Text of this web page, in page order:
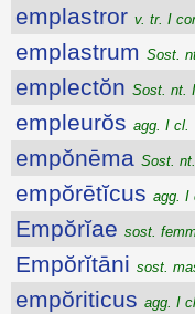
emplastror v. tr. I
emplastrum Sost.
emplectŏn Sost. nt.
empleurŏs agg. I cl.
empŏnēma Sost.
empŏrētĭcus agg. I
Empŏrĭae sost.
Empŏrĭtāni sost.
empŏriticus agg. I